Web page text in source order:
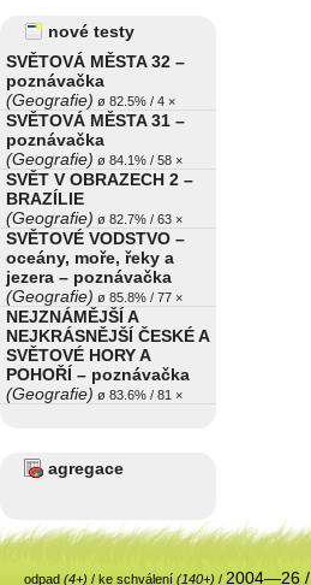
nové testy
SVĚTOVÁ MĚSTA 32 –
poznávačka
(Geografie) ø 82.5% / 4 ×
SVĚTOVÁ MĚSTA 31 –
poznávačka
(Geografie) ø 84.1% / 58 ×
SVĚT V OBRAZECH 2 –
BRAZÍLIE
(Geografie) ø 82.7% / 63 ×
SVĚTOVÉ VODSTVO –
oceány, moře, řeky a
jezera – poznávačka
(Geografie) ø 85.8% / 77 ×
NEJZNÁMĚJŠÍ A
NEJKRÁSNĚJŠÍ ČESKÉ A
SVĚTOVÉ HORY A
POHOŘÍ – poznávačka
(Geografie) ø 83.6% / 81 ×
agregace
odpad (4+) / ke schválení (140+) / 2004—26 /